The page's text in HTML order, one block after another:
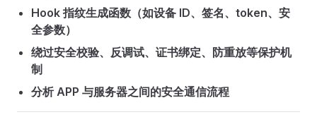
Hook 指纹生成函数（如设备 ID、签名、token、安
全参数）
绕过安全校验、反调试、证书绑定、防重放等保护机
制
分析 APP 与服务器之间的安全通信流程